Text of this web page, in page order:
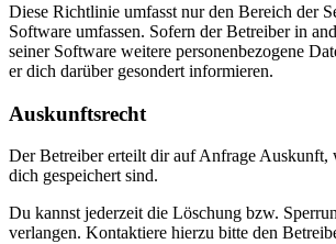
Diese Richtlinie umfasst nur den Bereich der
Software umfassen. Sofern der Betreiber in
seiner Software weitere personenbezogene
er dich darüber gesondert informieren.
Auskunftsrecht
Der Betreiber erteilt dir auf Anfrage Auskunft,
dich gespeichert sind.
Du kannst jederzeit die Löschung bzw.
verlangen. Kontaktiere hierzu bitte den